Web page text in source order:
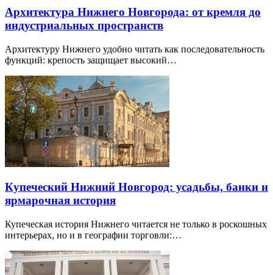
Архитектура Нижнего Новгорода: от кремля до
индустриальных пространств
Архитектуру Нижнего удобно читать как последовательность
функций: крепость защищает высокий…
Купеческий Нижний Новгород: усадьбы, банки и
ярмарочная история
Купеческая история Нижнего читается не только в роскошных
интерьерах, но и в географии торговли:…